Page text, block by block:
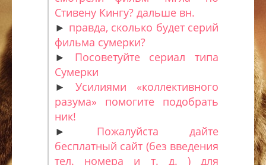
Стивену Кингу? дальше вн.
► правда, сколько будет серий
фильма сумерки?
► Посоветуйте сериал типа
Сумерки
► Усилиями «коллективного
разума» помогите подобрать
ник!
► Пожалуйста дайте
бесплатный сайт (без введения
тел. номера и т. д. ) для